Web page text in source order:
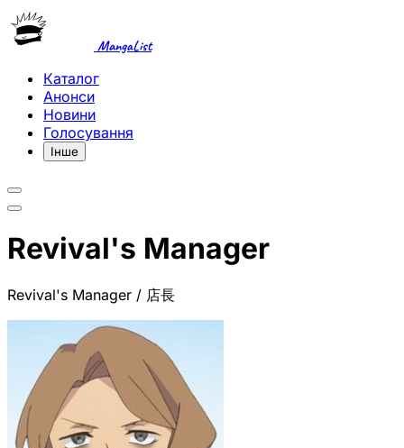
MangaList
Каталог
Анонси
Новини
Голосування
Інше
Revival's Manager
Revival's Manager / 店長